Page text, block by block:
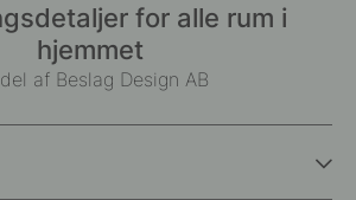
for alle rum i
hjemmet
af Beslag Design AB